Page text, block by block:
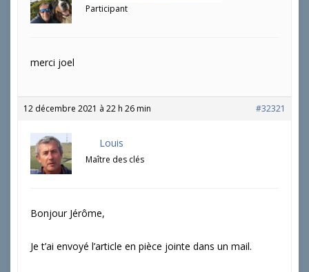
Participant
merci joel
12 décembre 2021 à 22 h 26 min #32321
Louis
Maître des clés
Bonjour Jérôme,
Je t’ai envoyé l’article en pièce jointe dans un mail.